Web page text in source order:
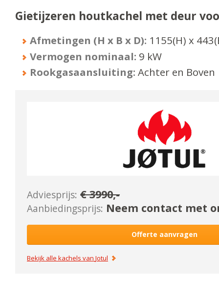
Gietijzeren houtkachel met deur
Afmetingen (H x B x D): 1155(H) x 443
Vermogen nominaal: 9 kW
Rookgasaansluiting: Achter en Boven
Adviesprijs: €3990,-
Aanbiedingsprijs: Neem contact met
Offerte aanvragen
Bekijk alle kachels vanJotul